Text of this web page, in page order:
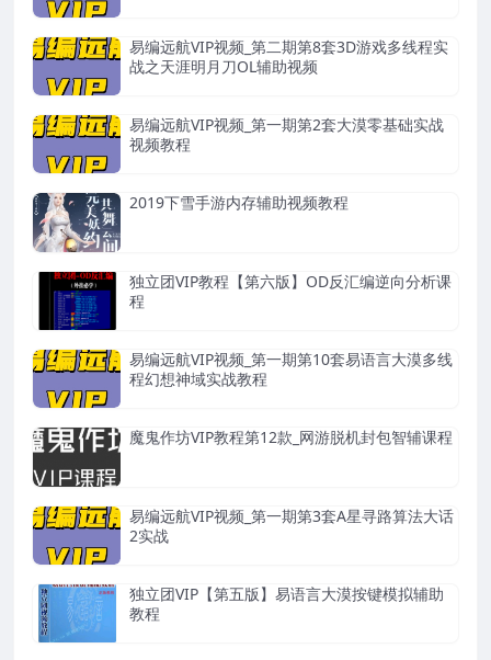
易编远航VIP视频_第二期第8套3D游戏多线程实
战之天涯明月刀OL辅助视频
易编远航VIP视频_第一期第2套大漠零基础实战
视频教程
2019下雪手游内存辅助视频教程
独立团VIP教程【第六版】OD反汇编逆向分析课
程
易编远航VIP视频_第一期第10套易语言大漠多线
程幻想神域实战教程
魔鬼作坊VIP教程第12款_网游脱机封包智辅课程
易编远航VIP视频_第一期第3套A星寻路算法大话
2实战
独立团VIP【第五版】易语言大漠按键模拟辅助
教程